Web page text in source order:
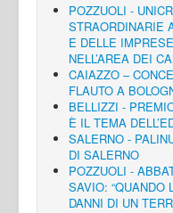
POZZUOLI -
STRAORDINARIE
E DELLE
NELL’AREA DEI
CAIAZZO –
FLAUTO A
BELLIZZI -
È IL TEMA
SALERNO -
DI SALERNO
POZZUOLI -
SAVIO: “QUANDO
DANNI DI UN